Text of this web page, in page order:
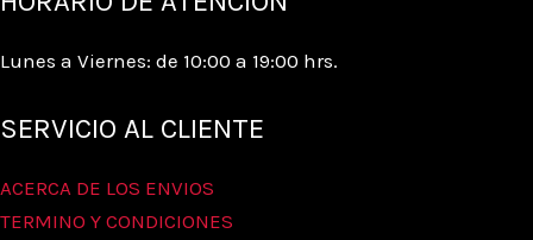
Lunes a Viernes: de 10:00 a 19:00 hrs.
SERVICIO AL CLIENTE
ACERCA DE LOS ENVIOS
TERMINO Y CONDICIONES